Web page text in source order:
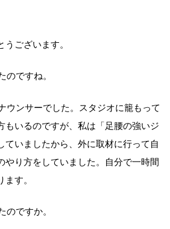
うございます。
のですね。
ウンサーでした。スタジオに籠もって
もいるのですが、私は「足腰の強いジ
ていましたから、外に取材に行って自
やり方をしていました。自分で一時間
す。
のですか。